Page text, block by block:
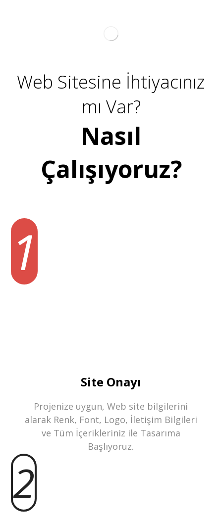
Web Sitesine İhtiyacınız
mı Var?
Nasıl
Çalışıyoruz?
1
Site Onayı
Projenize uygun, Web site bilgilerini
alarak Renk, Font, Logo, İletişim Bilgileri
ve Tüm İçerikleriniz ile Tasarıma
Başlıyoruz.
2